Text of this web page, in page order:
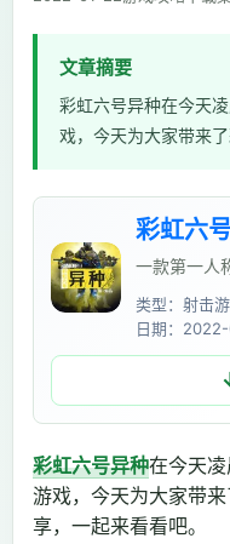
文章摘要
彩虹六号异种在今天
戏，今天为大家带来
彩虹六
一款第一人
类型：射击
日期：
彩虹六号异种在今天
游戏，今天为大家带
享，一起来看看吧。